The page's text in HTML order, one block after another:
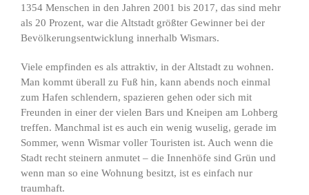
1354 Menschen in den Jahren 2001 bis 2017, das sind mehr
als 20 Prozent, war die Altstadt größter Gewinner bei der
Bevölkerungsentwicklung innerhalb Wismars.
Viele empfinden es als attraktiv, in der Altstadt zu wohnen.
Man kommt überall zu Fuß hin, kann abends noch einmal
zum Hafen schlendern, spazieren gehen oder sich mit
Freunden in einer der vielen Bars und Kneipen am Lohberg
treffen. Manchmal ist es auch ein wenig wuselig, gerade im
Sommer, wenn Wismar voller Touristen ist. Auch wenn die
Stadt recht steinern anmutet – die Innenhöfe sind Grün und
wenn man so eine Wohnung besitzt, ist es einfach nur
traumhaft.